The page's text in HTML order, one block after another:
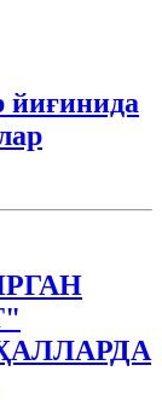
йиғинида